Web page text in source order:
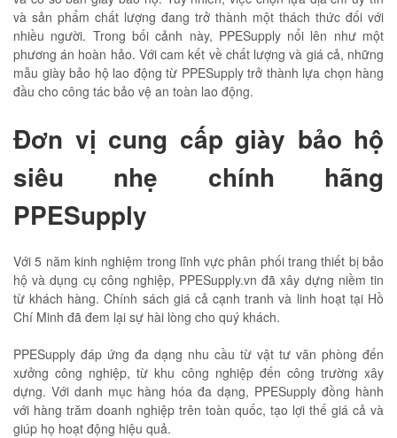
và sản phẩm chất lượng đang trở thành một thách thức đối với
nhiều người. Trong bối cảnh này, PPESupply nổi lên như một
phương án hoàn hảo. Với cam kết về chất lượng và giá cả, những
mẫu giày bảo hộ lao động từ PPESupply trở thành lựa chọn hàng
đầu cho công tác bảo vệ an toàn lao động.
Đơn vị cung cấp giày bảo hộ
siêu nhẹ chính hãng
PPESupply
Với 5 năm kinh nghiệm trong lĩnh vực phân phối trang thiết bị bảo
hộ và dụng cụ công nghiệp, PPESupply.vn đã xây dựng niềm tin
từ khách hàng. Chính sách giá cả cạnh tranh và linh hoạt tại Hồ
Chí Minh đã đem lại sự hài lòng cho quý khách.
PPESupply đáp ứng đa dạng nhu cầu từ vật tư văn phòng đến
xưởng công nghiệp, từ khu công nghiệp đến công trường xây
dựng. Với danh mục hàng hóa đa dạng, PPESupply đồng hành
với hàng trăm doanh nghiệp trên toàn quốc, tạo lợi thế giá cả và
giúp họ hoạt động hiệu quả.